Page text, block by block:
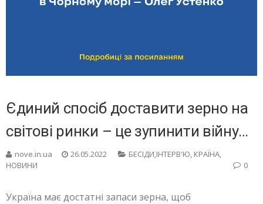
Єдиний спосіб доставити зерно на
світові ринки – це зупинити війну…
nove.in.ua 26.05.2022 БЕСIДИ,ІНТЕРВ'Ю, КРАЇНА,
НОВИНИ
0
Україна має достатні запаси зерна, щоб